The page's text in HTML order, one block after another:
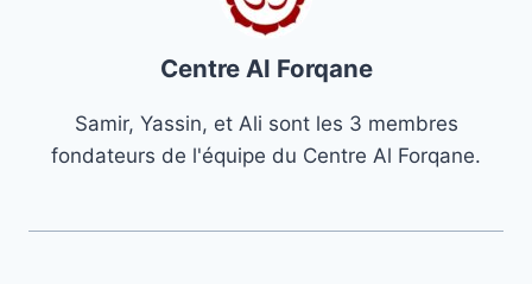
Centre Al Forqane
Samir, Yassin, et Ali sont les 3 membres
fondateurs de l'équipe du Centre Al Forqane.